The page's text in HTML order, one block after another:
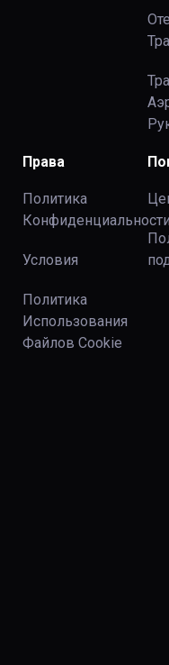
Права
Политика
Конфиденциальности
Условия
Политика
Использования
Файлов Сookie